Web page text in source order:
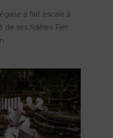
a fait escale à
de ses fidèles Fier.